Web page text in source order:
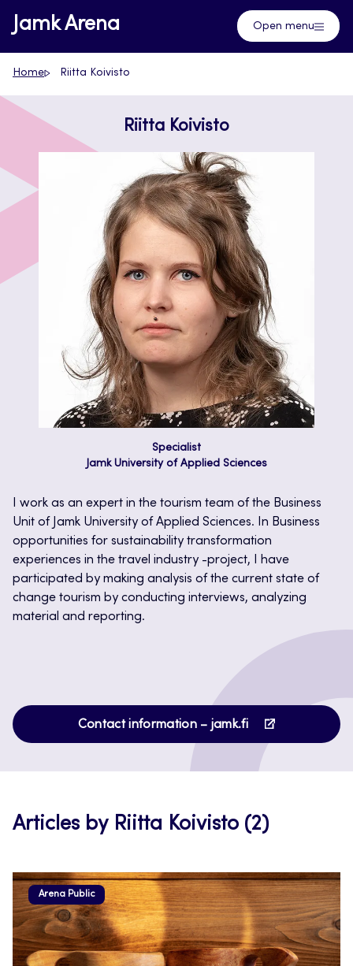
Skip
to
content
Jamk Arena Open menu
Home Riitta Koivisto
Riitta Koivisto
Specialist
Jamk University of Applied Sciences
I work as an expert in the tourism team of the Business
Unit of Jamk University of Applied Sciences. In Business
opportunities for sustainability transformation
experiences in the travel industry -project, I have
participated by making analysis of the current state of
change tourism by conducting interviews, analyzing
material and reporting.
Contact information – jamk.fi
Opens
in
Articles by Riitta Koivisto (2)
Arena Public